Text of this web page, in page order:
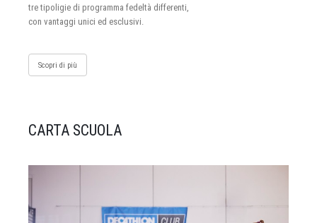
tre tipoligie di programma fedeltà differenti,
con vantaggi unici ed esclusivi.
Scopri di più
CARTA SCUOLA